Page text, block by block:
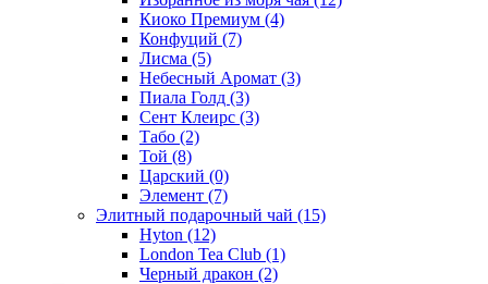
Киоко Премиум (4)
Конфуций (7)
Лисма (5)
Небесный Аромат (3)
Пиала Голд (3)
Сент Клеирс (3)
Табо (2)
Той (8)
Царский (0)
Элемент (7)
Элитный подарочный чай (15)
Hyton (12)
London Tea Club (1)
Черный дракон (2)